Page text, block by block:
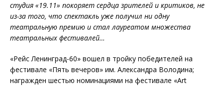
студия «19.11» покоряет сердца зрителей и критиков, не
из-за того, что спектакль уже получил ни одну
театральную премию и стал лауреатом множества
театральных фестивалей…
«Рейс Ленинград-60» вошел в тройку победителей на
фестивале «Пять вечеров» им. Александра Володина;
награжден шестью номинациями на фестивале «Art